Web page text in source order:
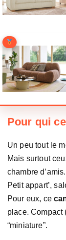
Pour qui
Un peu tout le
Mais surtout
chambre d’amis.
Petit appart’,
Pour eux, ce
place. Compact
“miniature”.